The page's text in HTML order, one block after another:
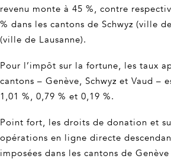
revenu monte à 45 %, contre
% dans les cantons de Schwyz (ville
(ville de Lausanne).
Pour l’impôt sur la fortune, les taux
cantons – Genève, Schwyz et Vaud –
1,01 %, 0,79 % et 0,19 %.
Point fort, les droits de donation et
opérations en ligne directe
imposées dans les cantons de